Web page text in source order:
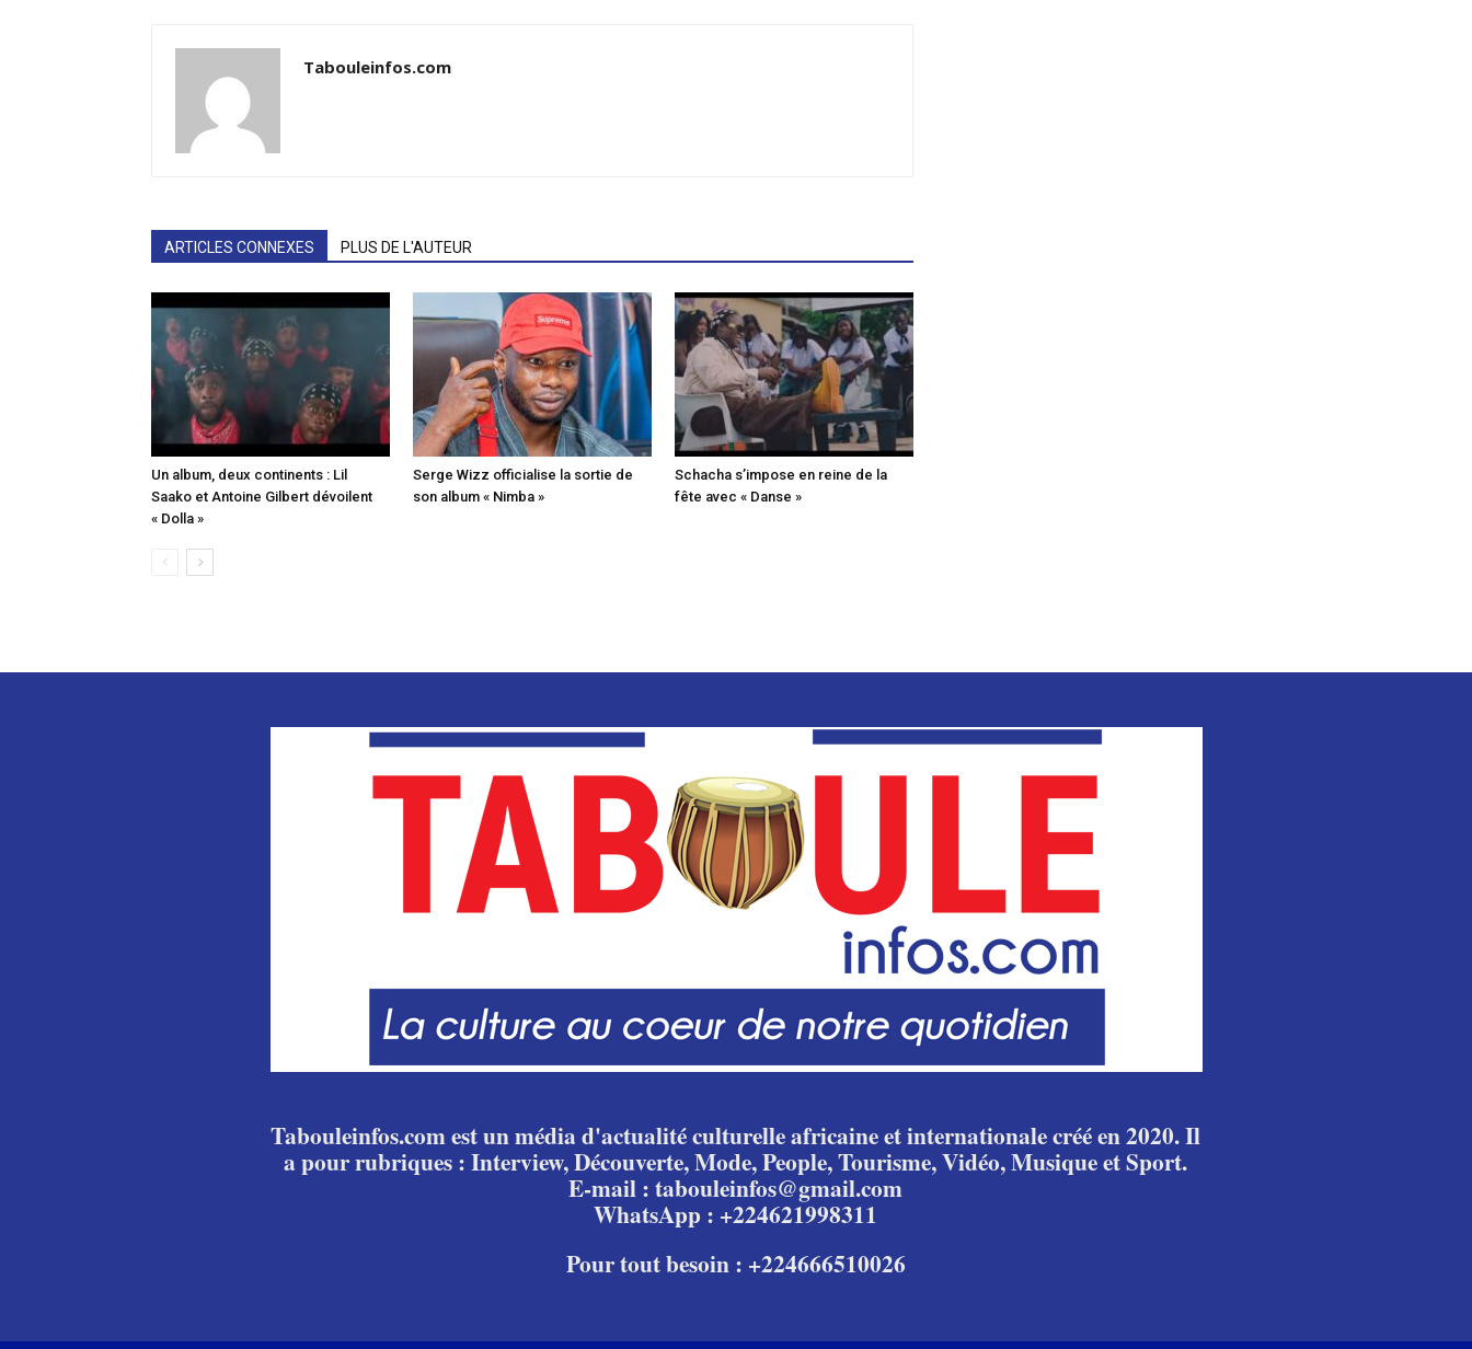
Tabouleinfos.com
ARTICLES CONNEXES PLUS DE L'AUTEUR
Un album, deux continents : Lil
Saako et Antoine Gilbert dévoilent
« Dolla »
Serge Wizz officialise la sortie de
son album « Nimba »
Schacha s’impose en reine de la
fête avec « Danse »
Tabouleinfos.com est un média d'actualité culturelle africaine et internationale créé en 2020. Il
a pour rubriques : Interview, Découverte, Mode, People, Tourisme, Vidéo, Musique et Sport.
E-mail : tabouleinfos@gmail.com
WhatsApp : +224621998311
Pour tout besoin : +224666510026